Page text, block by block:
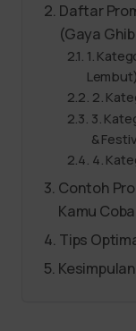
Daftar
(Gaya
1.
Lembut)
2.
3.
&
4.
Contoh
Kamu Coba
Tips
Kesimpulan